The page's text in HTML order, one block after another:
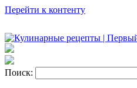
Перейти к контенту
Поиск: